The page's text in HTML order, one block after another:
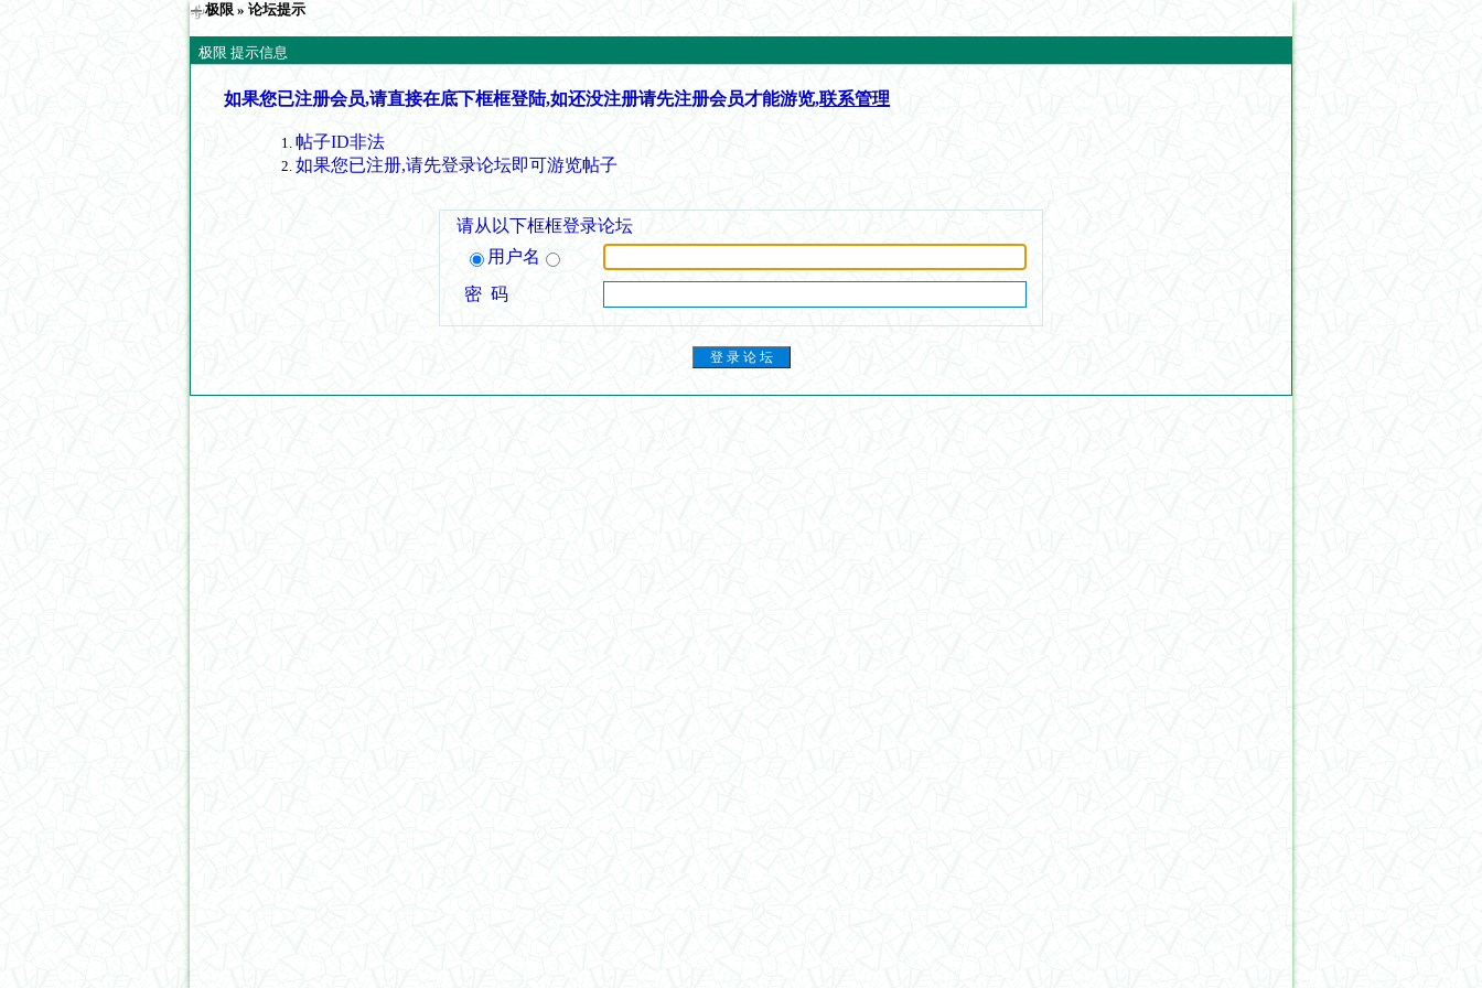
极限 » 论坛提示
极限 提示信息
如果您已注册会员,请直接在底下框框登陆,如还没注册请先注册会员才能游览,联系管理
帖子ID非法
如果您已注册,请先登录论坛即可游览帖子
请从以下框框登录论坛
用户名
密 码